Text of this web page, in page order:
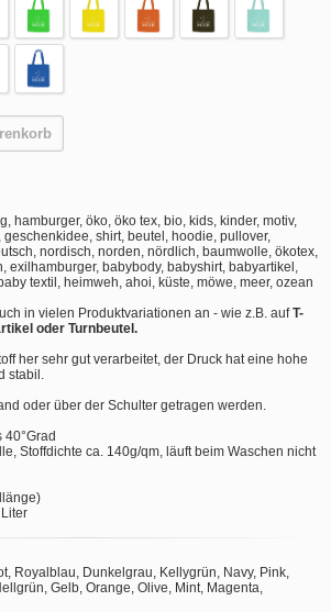
hamburger, öko, öko tex, bio, kids, kinder, motiv,
shirt, beutel, hoodie, pullover,
nordisch, norden, nördlich, baumwolle, ökotex,
exilhamburger, babybody, babyshirt, babyartikel,
textil, heimweh, ahoi, küste, möwe, meer, ozean
in vielen Produktvariationen an - wie z.B. aufT-
oder Turnbeutel.
her sehr gut verarbeitet, der Druck hat eine hohe
stabil.
oder über der Schulter getragen werden.
40°Grad
Stoffdichte ca. 140g/qm, läuft beim Waschen nicht
Royalblau, Dunkelgrau, Kellygrün, Navy, Pink,
Gelb, Orange, Olive, Mint, Magenta,